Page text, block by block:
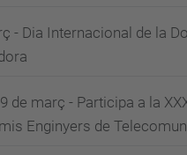
- Dia Internacional de la
de març - Participa a la
Enginyers de